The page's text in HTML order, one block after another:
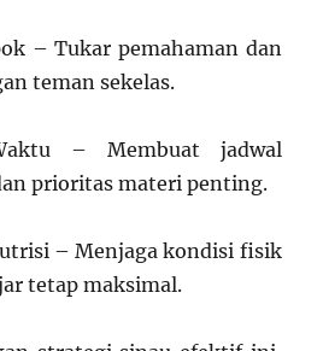
– Tukar pemahaman dan
teman sekelas.
– Membuat jadwal
prioritas materi penting.
– Menjaga kondisi fisik
tetap maksimal.